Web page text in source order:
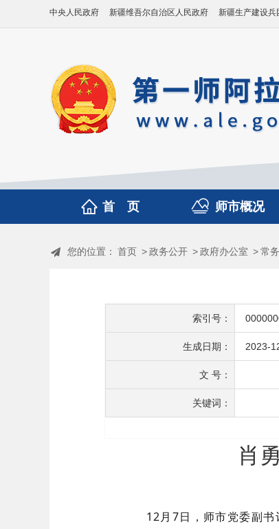
中央人民政府 新疆维吾尔自治区人民政府 新疆生产建设兵
首 页 师市概况
您的位置： 首页 >政务公开 >政府办公室 >常
索引号：
生成日期： 2023-
文 号：
关键词：
肖
12月7日，师市党委副书